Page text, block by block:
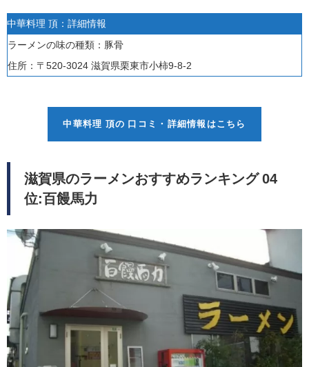
中華料理 頂：詳細情報
ラーメンの味の種類：豚骨
住所：〒520-3024 滋賀県栗東市小柿9-8-2
中華料理 頂の 口コミ・詳細情報はこちら
滋賀県のラーメンおすすめランキング 04
位:百饅馬力